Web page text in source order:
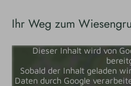
Ihr Weg zum
Dieser Inhalt wird von
Sobald der Inhalt geladen
Daten durch Google